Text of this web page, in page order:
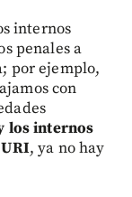
internos
penales a
por ejemplo,
con
los internos
, ya no hay